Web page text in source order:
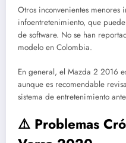
Otros inconvenientes menores
infoentretenimiento, que
de software. No se han
modelo en Colombia.
En general, el Mazda 2 2016
aunque es recomendable
sistema de entretenimiento
⚠️ Problemas